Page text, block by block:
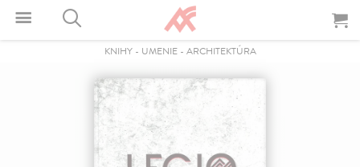
KNIHY- UMENIE- ARCHITEKTÚRA